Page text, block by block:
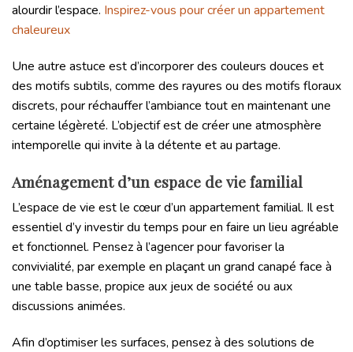
alourdir l’espace. Inspirez-vous pour créer un appartement
chaleureux
Une autre astuce est d’incorporer des couleurs douces et
des motifs subtils, comme des rayures ou des motifs floraux
discrets, pour réchauffer l’ambiance tout en maintenant une
certaine légèreté. L’objectif est de créer une atmosphère
intemporelle qui invite à la détente et au partage.
Aménagement d’un espace de vie familial
L’espace de vie est le cœur d’un appartement familial. Il est
essentiel d’y investir du temps pour en faire un lieu agréable
et fonctionnel. Pensez à l’agencer pour favoriser la
convivialité, par exemple en plaçant un grand canapé face à
une table basse, propice aux jeux de société ou aux
discussions animées.
Afin d’optimiser les surfaces, pensez à des solutions de